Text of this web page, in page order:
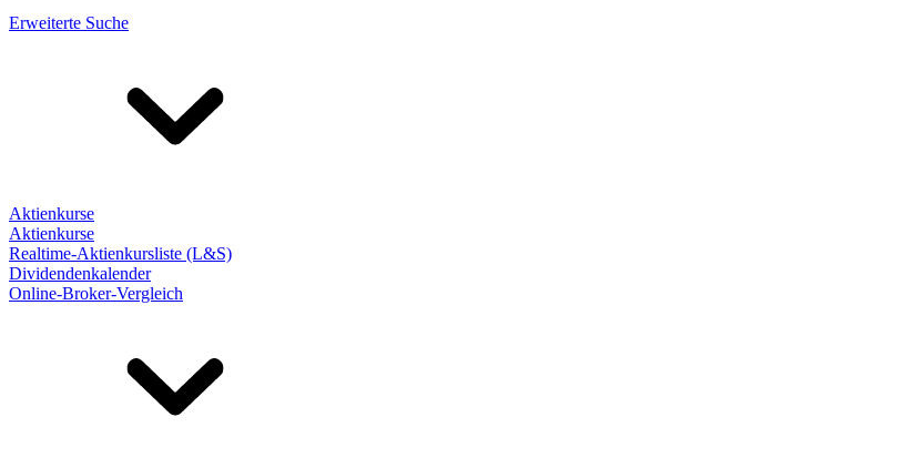
Erweiterte Suche
Aktienkurse
Aktienkurse
Realtime-Aktienkursliste (L&S)
Dividendenkalender
Online-Broker-Vergleich